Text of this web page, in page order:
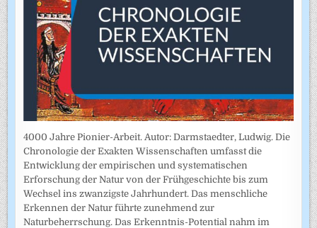
4000 Jahre Pionier-Arbeit. Autor: Darmstaedter, Ludwig. Die
Chronologie der Exakten Wissenschaften umfasst die
Entwicklung der empirischen und systematischen
Erforschung der Natur von der Frühgeschichte bis zum
Wechsel ins zwanzigste Jahrhundert. Das menschliche
Erkennen der Natur führte zunehmend zur
Naturbeherrschung. Das Erkenntnis-Potential nahm im